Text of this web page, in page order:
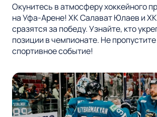
Окунитесь в атмосферу хоккейного
на Уфа-Арене! ХК Салават Юлаев и
сразятся за победу. Узнайте, кто
позиции в чемпионате. Не
спортивное событие!